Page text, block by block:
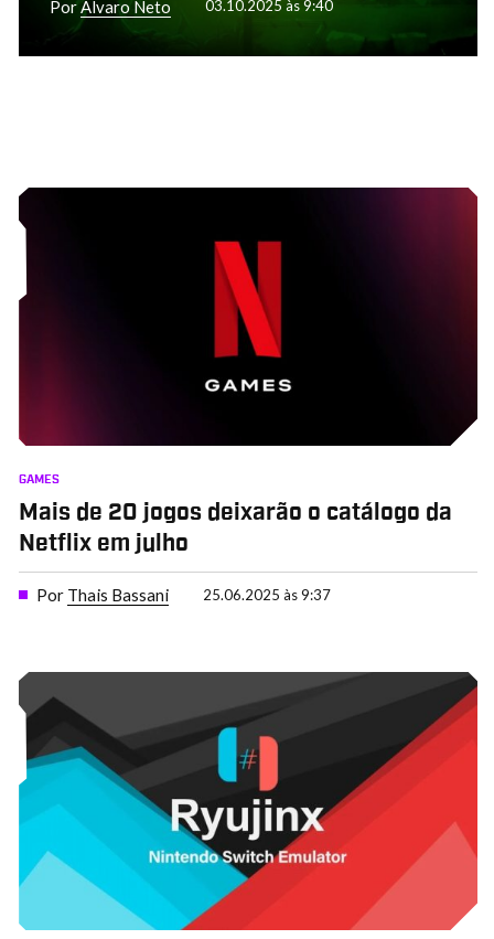
PorAlvaro Neto 03.10.2025 às 9:40
GAMES
Mais de 20 jogos deixarão o catálogo da
Netflix em julho
Por Thais Bassani 25.06.2025 às 9:37